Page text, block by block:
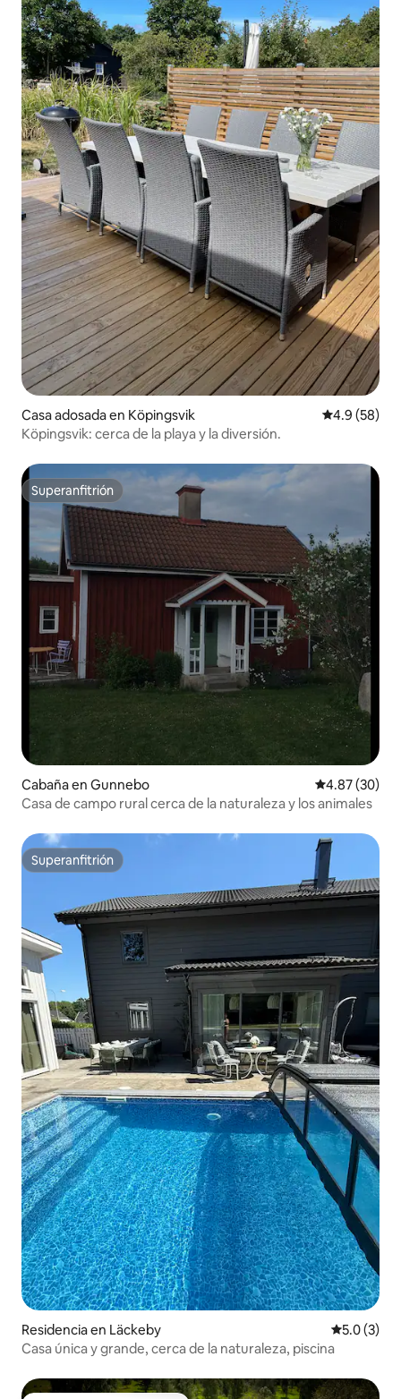
Casa adosada en Köpingsvik Calificación
4.9 (58)
Köpingsvik: cerca de la playa y la diversión.
Superanfitrión
Superanfitrión
Cabaña en Gunnebo Calificación
4.87 (30)
Casa de campo rural cerca de la naturaleza y los animales
Superanfitrión
Superanfitrión
Residencia en Läckeby
5.0 (3)
Casa única y grande, cerca de la naturaleza, piscina